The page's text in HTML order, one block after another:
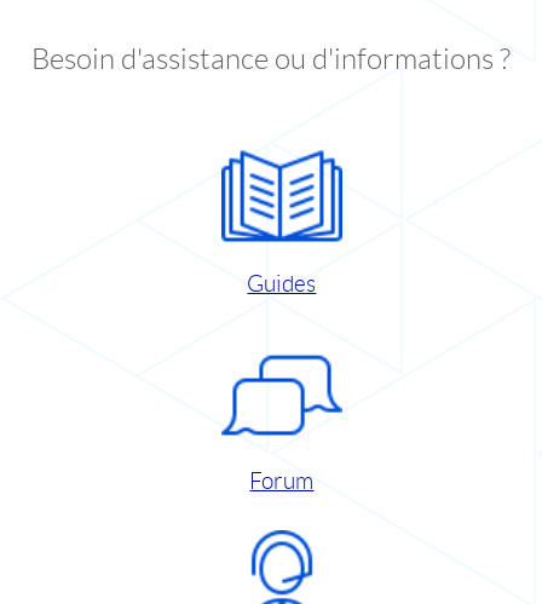
Besoin d'assistance ou d'informations ?
Guides
Forum